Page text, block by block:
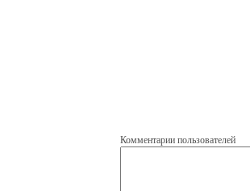
Комментарии пользователей